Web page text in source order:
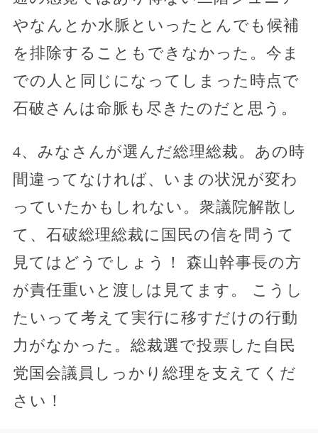
やなんとか水脈といったとんでも候補
を排除することもできなかった。今ま
での人と同じになってしまった時点で
石破さんは命脈も尽きたのだと思う。
4、みなさんが選んだ総理総裁。あの時
間違ってなければ、いまの状況が変わ
っていたかもしれない。衆議院解散し
て、石破総理総裁に国民の信を問うて
見てはどうでしょう！ 森山幹事長の方
が責任重いと渡しは見てます。 こうし
たいって考えて実行に移すだけの行動
力がなかった。総裁選で投票した自民
党国会議員しっかり総理を支えてくだ
さい！